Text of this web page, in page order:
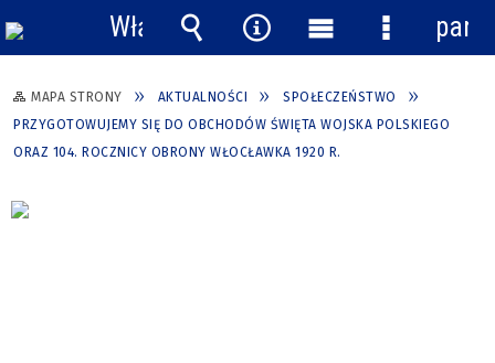
MAPA STRONY AKTUALNOŚCI
SPOŁECZEŃSTWO
PRZYGOTOWUJEMY SIĘ DO OBCHODÓW ŚWIĘTA WOJSKA POLSKIEGO
ORAZ 104. ROCZNICY OBRONY WŁOCŁAWKA 1920 R.
Włącz
powiadomienia
Wyszukiwarka
Narzędzia
Menu
główne
Menu
panel